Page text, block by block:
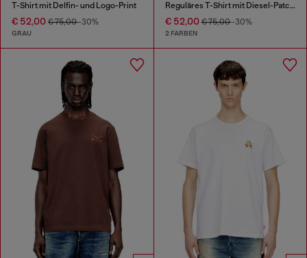
T-Shirt mit Delfin- und Logo-Print
€ 52,00 € 75,00-30%
GRAU
Reguläres T-Shirt mit Diesel-Patch und Fotoprint
€ 52,00€ 75,00-30%
2 FARBEN